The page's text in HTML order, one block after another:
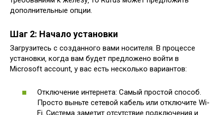
дополнительные опции.
Шаг 2: Начало установки
Загрузитесь с созданного вами носителя. В процессе
установки‚ когда вам будет предложено войти в
Microsoft account‚ у вас есть несколько вариантов:
Отключение интернета: Самый простой способ.
Просто выньте сетевой кабель или отключите Wi-
Fi. Система заметит отсутствие подключения и